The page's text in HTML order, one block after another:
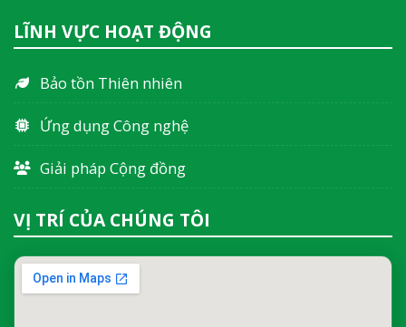
LĨNH VỰC HOẠT ĐỘNG
Bảo tồn Thiên nhiên
Ứng dụng Công nghệ
Giải pháp Cộng đồng
VỊ TRÍ CỦA CHÚNG TÔI